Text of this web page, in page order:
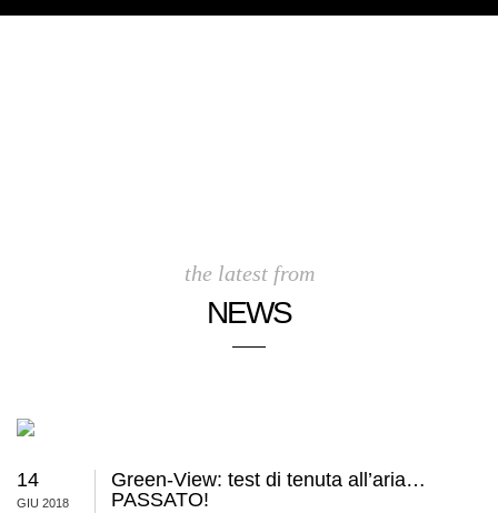
the latest from
NEWS
14
GIU 2018
Green-View: test di tenuta all’aria…
PASSATO!